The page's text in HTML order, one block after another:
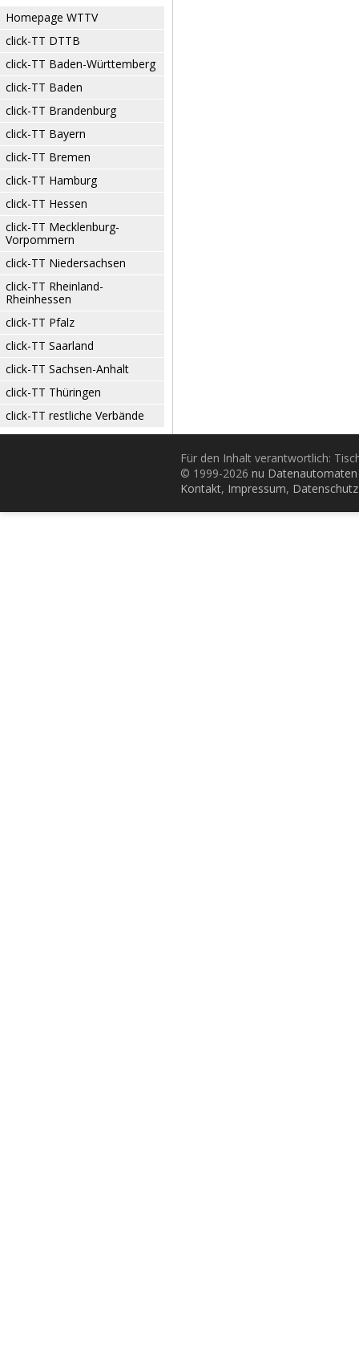
Homepage WTTV
click-TT DTTB
click-TT Baden-Württemberg
click-TT Baden
click-TT Brandenburg
click-TT Bayern
click-TT Bremen
click-TT Hamburg
click-TT Hessen
click-TT Mecklenburg-
Vorpommern
click-TT Niedersachsen
click-TT Rheinland-
Rheinhessen
click-TT Pfalz
click-TT Saarland
click-TT Sachsen-Anhalt
click-TT Thüringen
click-TT restliche Verbände
Für den Inhalt verantwortlich:
© 1999-2026 nu
Kontakt, Impressum, Datenschutz